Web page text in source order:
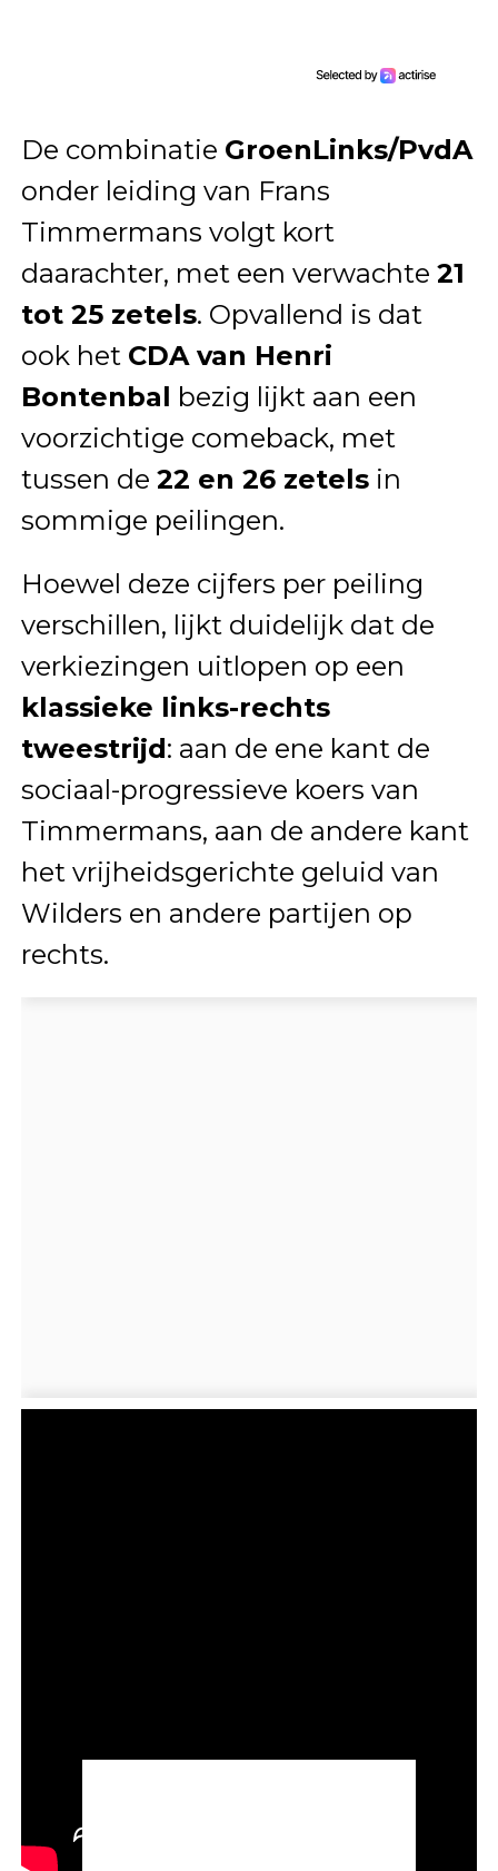
De combinatie GroenLinks/PvdA
onder leiding van Frans
Timmermans volgt kort
daarachter, met een verwachte 21
tot 25 zetels. Opvallend is dat
ook het CDA van Henri
Bontenbal bezig lijkt aan een
voorzichtige comeback, met
tussen de 22 en 26 zetelsin
sommige peilingen.
Hoewel deze cijfers per peiling
verschillen, lijkt duidelijk dat de
verkiezingen uitlopen op een
klassieke links-rechts
tweestrijd: aan de ene kant de
sociaal-progressieve koers van
Timmermans, aan de andere kant
het vrijheidsgerichte geluid van
Wilders en andere partijen op
rechts.